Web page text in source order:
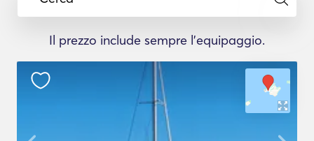
Il prezzo include sempre l'equipaggio.